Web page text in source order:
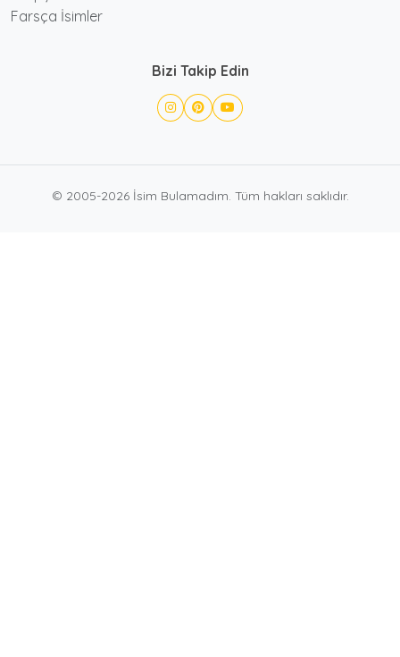
Farsça İsimler
Bizi Takip Edin
© 2005-2026 İsim Bulamadım. Tüm hakları saklıdır.